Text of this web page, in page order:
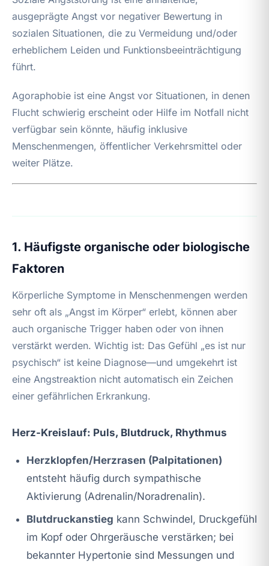
ausgeprägte Angst vor negativer Bewertung in
sozialen Situationen, die zu Vermeidung und/oder
erheblichem Leiden und Funktionsbeeinträchtigung
führt.
Agoraphobie ist eine Angst vor Situationen, in denen
Flucht schwierig erscheint oder Hilfe im Notfall nicht
verfügbar sein könnte, häufig inklusive
Menschenmengen, öffentlicher Verkehrsmittel oder
weiter Plätze.
1. Häufigste organische oder biologische
Faktoren
Körperliche Symptome in Menschenmengen werden
sehr oft als „Angst im Körper“ erlebt, können aber
auch organische Trigger haben oder von ihnen
verstärkt werden. Wichtig ist: Das Gefühl „es ist nur
psychisch“ ist keine Diagnose—und umgekehrt ist
eine Angstreaktion nicht automatisch ein Zeichen
einer gefährlichen Erkrankung.
Herz-Kreislauf: Puls, Blutdruck, Rhythmus
Herzklopfen/Herzrasen (Palpitationen)
entsteht häufig durch sympathische
Aktivierung (Adrenalin/Noradrenalin).
Blutdruckanstieg kann Schwindel, Druckgefühl
im Kopf oder Ohrgeräusche verstärken; bei
bekannter Hypertonie sind Messungen und